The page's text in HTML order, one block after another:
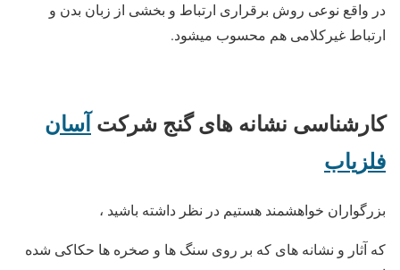
در واقع نوعی روش برقراری ارتباط و بخشی از زبان بدن و
ارتباط غیرکلامی هم محسوب میشود.
کارشناسی نشانه های گنج شرکتآسان
فلزیاب
بزرگواران خواهشمند هستیم در نظر داشته باشید ،
که آثار و نشانه های که بر روی سنگ ها و صخره ها حکاکی شده